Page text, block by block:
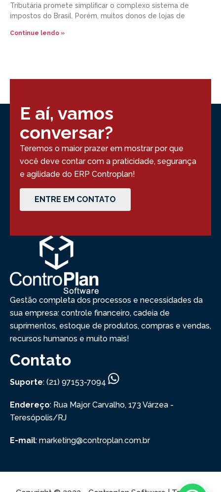
Tributária promete simplificar o complexo sistema de
impostos do Brasil. Porém, muitos donos de lojas de
Continue lendo »
E aí, vamos
conversar?
Teremos o maior prazer em mostrar por que
você deve contar com a praticidade, segurança
e agilidade do ERP Controplan!
ENTRE EM CONTATO
Gestão completa dos processos e necessidades da
sua empresa: controle financeiro, cadeia de
suprimentos, estoque de produtos, compras e vendas,
recursos humanos e muito mais!
Contato
Suporte: (21) 97153-7094
Endereço: Rua Major Carvalho, 173 Várzea -
Teresópolis/RJ
E-mail: marketing@controplan.com.br